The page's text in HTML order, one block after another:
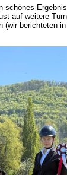
schönes
auf weitere
(wir berichteten